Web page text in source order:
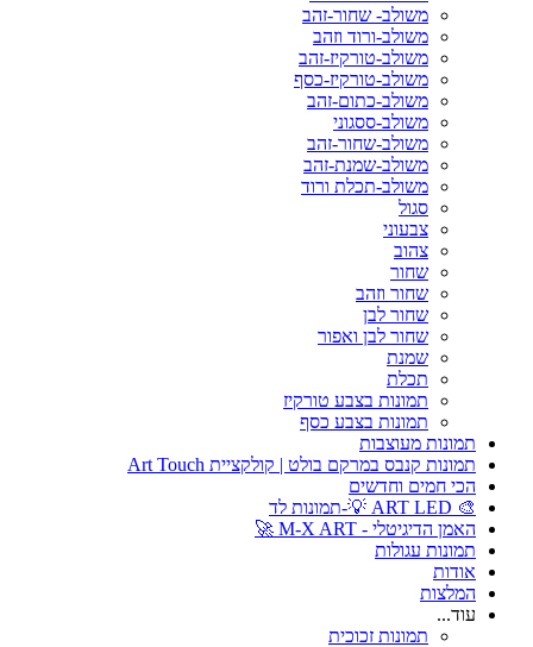
משולב- שחור-זהב
משולב-ורוד וזהב
משולב-טורקיז-זהב
משולב-טורקיז-כסף
משולב-כתום-זהב
משולב-ססגוני
משולב-שחור-זהב
משולב-שמנת-זהב
משולב-תכלת ורוד
סגול
צבעוני
צהוב
שחור
שחור וזהב
שחור לבן
שחור לבן ואפור
שמנת
תכלת
תמונות בצבע טורקיז
תמונות בצבע כסף
תמונות מעוצבות
תמונות קנבס במרקם בולט | קולקציית Art Touch
הכי חמים וחדשים
🎨 ART LED 💡-תמונות לד
האמן הדיגיטלי - M-X ART 🚀
תמונות עגולות
אודות
המלצות
עוד...
תמונות זכוכית